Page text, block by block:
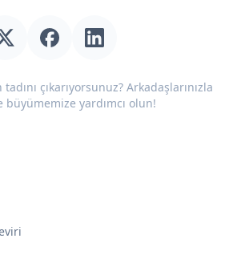
çıkarıyorsunuz? Arkadaşlarınızla
büyümemize yardımcı olun!